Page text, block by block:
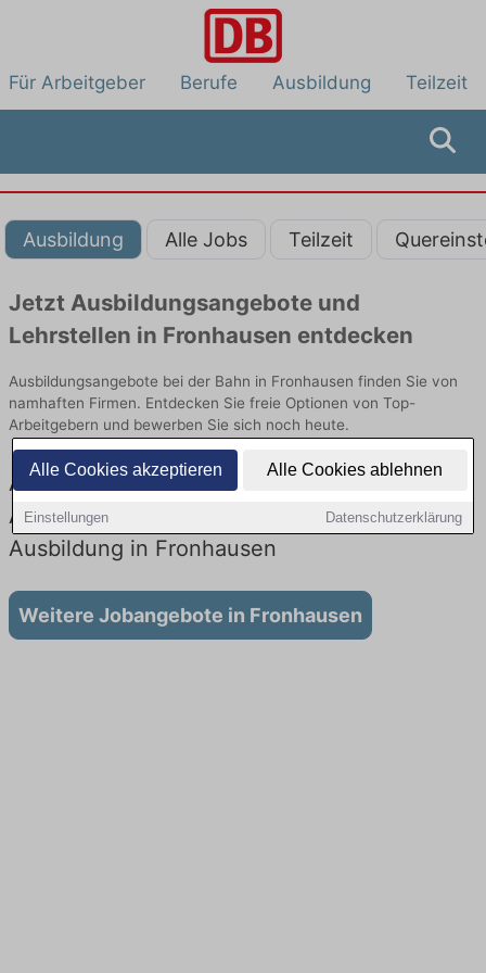
Alle Cookies akzeptieren Alle Cookies ablehnen
Einstellungen Datenschutzerklärung
Für Arbeitgeber Berufe Ausbildung Teilzeit
Ausbildung Alle Jobs Teilzeit
Jetzt Ausbildungsangebote und
Lehrstellen in Fronhausen entdecken
Ausbildungsangebote bei der Bahn in Fronhausen finden Sie von
namhaften Firmen. Entdecken Sie freie Optionen von Top-
Arbeitgebern und bewerben Sie sich noch heute.
Ausbildung in Fronhausen bei der Bahn:
Aktuell gibt es keine Stellenangebote für
Ausbildung in Fronhausen
Weitere Jobangebote in Fronhausen